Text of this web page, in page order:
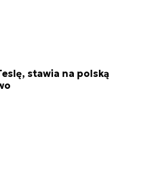
stawia na polską